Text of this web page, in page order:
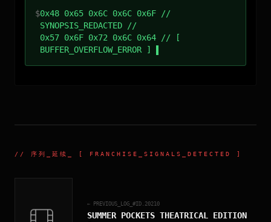
$0x48 0x65 0x6C 0x6C 0x6F //
SYNOPSIS_REDACTED //
0x57 0x6F 0x72 0x6C 0x64 // [
BUFFER_OVERFLOW_ERROR ]
// 序列_延续 _ [ FRANCHISE_SIGNALS_DETECTED ]
← PREVIOUS_LOG_#ID. 20210
SUMMER POCKETS THEATRICAL EDITION